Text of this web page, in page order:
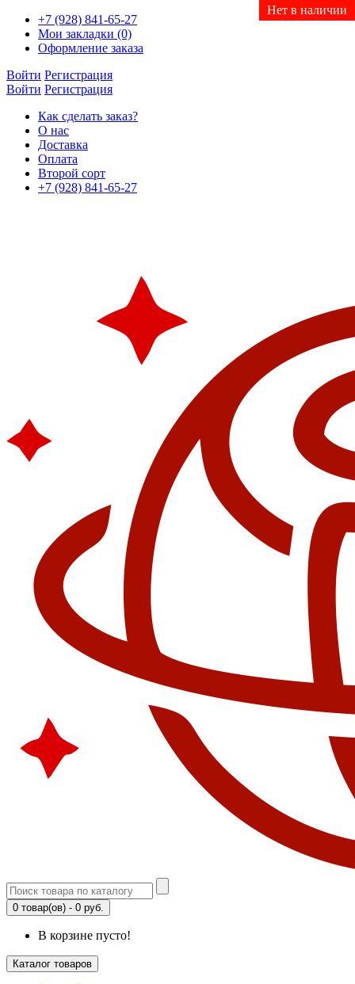
+7 (928) 841-65-27
Мои закладки (0)
Оформление заказа
Войти Регистрация
Войти Регистрация
Как сделать заказ?
О нас
Доставка
Оплата
Второй сорт
+7 (928) 841-65-27
0 товар(ов) - 0 руб.
В корзине пусто!
Каталог товаров
Новинка
Нет в наличии